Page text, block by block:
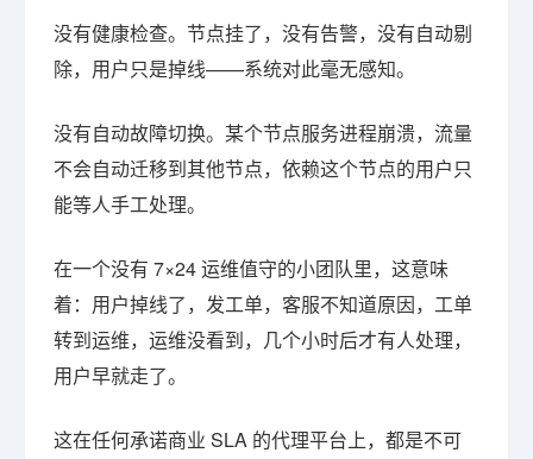
没有健康检查。节点挂了，没有告警，没有自动剔
除，用户只是掉线——系统对此毫无感知。
没有自动故障切换。某个节点服务进程崩溃，流量
不会自动迁移到其他节点，依赖这个节点的用户只
能等人手工处理。
在一个没有 7×24 运维值守的小团队里，这意味
着：用户掉线了，发工单，客服不知道原因，工单
转到运维，运维没看到，几个小时后才有人处理，
用户早就走了。
这在任何承诺商业 SLA 的代理平台上，都是不可